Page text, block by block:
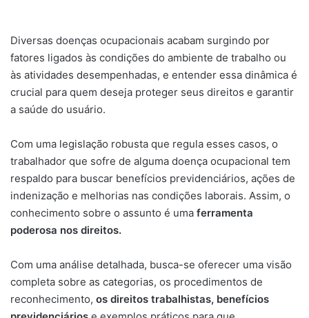
Diversas doenças ocupacionais acabam surgindo por
fatores ligados às condições do ambiente de trabalho ou
às atividades desempenhadas, e entender essa dinâmica é
crucial para quem deseja proteger seus direitos e garantir
a saúde do usuário.
Com uma legislação robusta que regula esses casos, o
trabalhador que sofre de alguma doença ocupacional tem
respaldo para buscar benefícios previdenciários, ações de
indenização e melhorias nas condições laborais. Assim, o
conhecimento sobre o assunto é uma ferramenta
poderosa nos direitos.
Com uma análise detalhada, busca-se oferecer uma visão
completa sobre as categorias, os procedimentos de
reconhecimento, os direitos trabalhistas, benefícios